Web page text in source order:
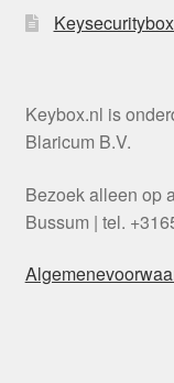
Keybox.nl is
Blaricum B.V.
Bezoek alleen op
Bussum | tel.